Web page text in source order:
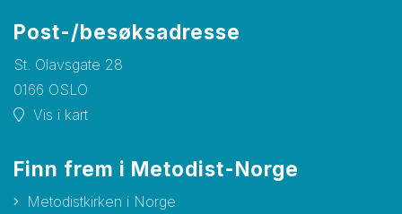
Post-/besøksadresse
St. Olavsgate 28
0166 OSLO
Vis i kart
Finn frem i Metodist-Norge
Metodistkirken i Norge